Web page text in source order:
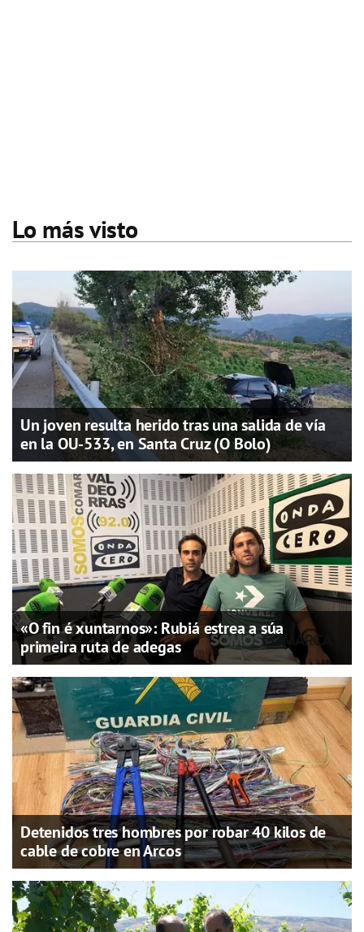
Lo más visto
Un joven resulta herido tras una salida de vía
en la OU-533, en Santa Cruz (O Bolo)
«O fin é xuntarnos»: Rubiá estrea a súa
primeira ruta de adegas
Detenidos tres hombres por robar 40 kilos de
cable de cobre en Arcos